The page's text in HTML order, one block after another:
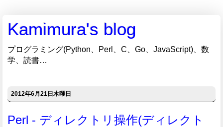
Kamimura's blog
プログラミング(Python、Perl、C、Go、JavaScript)、数
学、読書…
2012年6月21日木曜日
Perl - ディレクトリ操作(ディレクト